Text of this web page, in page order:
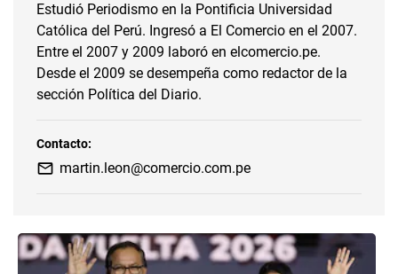
Estudió Periodismo en la Pontificia Universidad
Católica del Perú. Ingresó a El Comercio en el 2007.
Entre el 2007 y 2009 laboró en elcomercio.pe.
Desde el 2009 se desempeña como redactor de la
sección Política del Diario.
Contacto:
martin.leon@comercio.com.pe